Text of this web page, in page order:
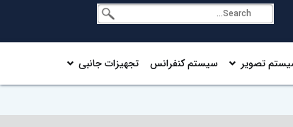
تصویر سیستم کنفرانس تجهیزات جانبی